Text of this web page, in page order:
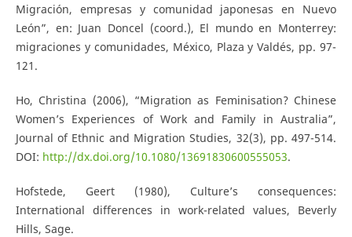
Migración, empresas y comunidad japonesas en Nuevo
León”, en: Juan Doncel (coord.), El mundo en Monterrey:
migraciones y comunidades, México, Plaza y Valdés, pp. 97-
121.
Ho, Christina (2006), “Migration as Feminisation? Chinese
Women’s Experiences of Work and Family in Australia”,
Journal of Ethnic and Migration Studies, 32(3), pp. 497-514.
DOI: http://dx.doi.org/10.1080/13691830600555053.
Hofstede, Geert (1980), Culture’s consequences:
International differences in work-related values, Beverly
Hills, Sage.